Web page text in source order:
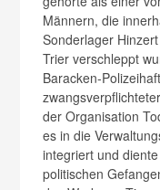
Männern, die
Sonderlager
Trier verschleppt
Baracken-
der Organisation
es in die
integriert und
politischen